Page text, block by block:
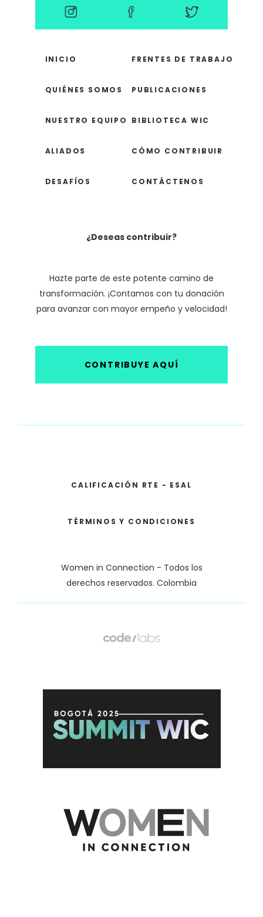
INICIO
QUIÉNES SOMOS
NUESTRO EQUIPO
ALIADOS
DESAFÍOS
FRENTES DE TRABAJO
PUBLICACIONES
BIBLIOTECA WIC
CÓMO CONTRIBUIR
CONTÁCTENOS
¿Deseas contribuir?
Hazte parte de este potente camino de
transformación. ¡Contamos con tu donación
para avanzar con mayor empeño y velocidad!
CONTRIBUYE AQUÍ
Women in Connection - Todos los
derechos reservados. Colombia
TÉRMINOS Y CONDICIONES
CALIFICACIÓN RTE - ESAL